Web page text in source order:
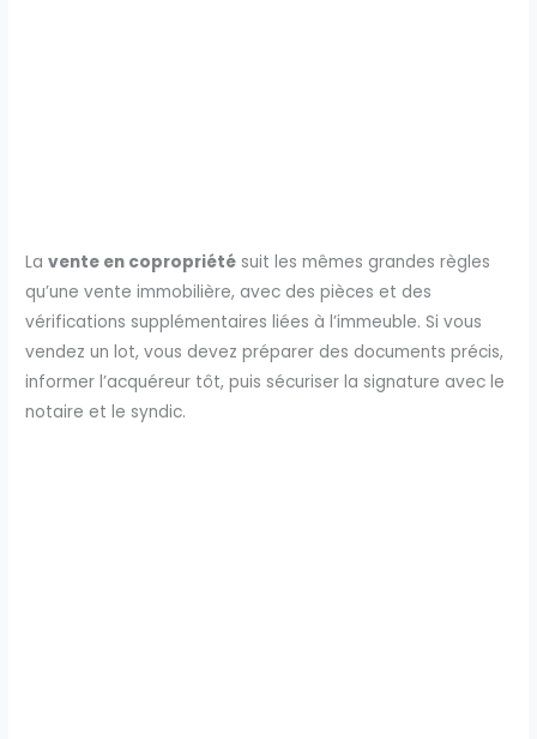
Lavente en copropriété suit les mêmes grandes règles
qu’une vente immobilière, avec des pièces et des
vérifications supplémentaires liées à l’immeuble. Si vous
vendez un lot, vous devez préparer des documents précis,
informer l’acquéreur tôt, puis sécuriser la signature avec le
notaire et le syndic.